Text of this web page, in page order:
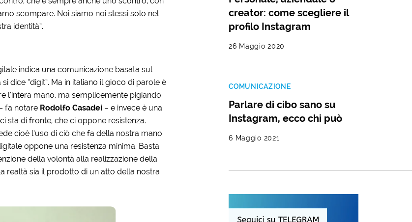
scompare. Noi siamo noi stessi solo nel
identità”.
indica una comunicazione basata sul
dice “digit”. Ma in italiano il gioco di parole è
l’intera mano, ma semplicemente pigiando
fa notare Rodolfo Casadei– e invece è una
sta di fronte, che ci oppone resistenza.
cioè l’uso di ciò che fa della nostra mano
oppone una resistenza minima. Basta
della volontà alla realizzazione della
realtà sia il prodotto di un atto della nostra
creator: come scegliere il
profilo Instagram
26 Maggio 2020
COMUNICAZIONE
Parlare di cibo sano su
Instagram, ecco chi può
6 Maggio 2021